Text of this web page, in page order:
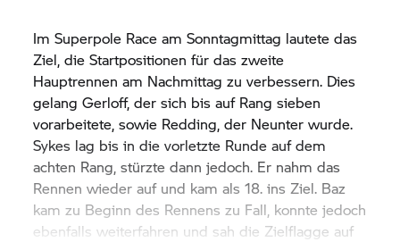
Im Superpole Race am Sonntagmittag lautete das
Ziel, die Startpositionen für das zweite
Hauptrennen am Nachmittag zu verbessern. Dies
gelang Gerloff, der sich bis auf Rang sieben
vorarbeitete, sowie Redding, der Neunter wurde.
Sykes lag bis in die vorletzte Runde auf dem
achten Rang, stürzte dann jedoch. Er nahm das
Rennen wieder auf und kam als 18. ins Ziel. Baz
kam zu Beginn des Rennens zu Fall, konnte jedoch
ebenfalls weiterfahren und sah die Zielflagge auf